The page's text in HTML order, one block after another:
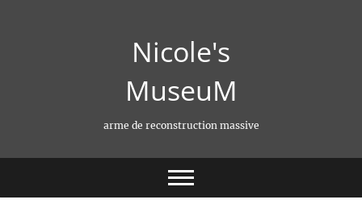
Nicole's
MuseuM
arme de reconstruction massive